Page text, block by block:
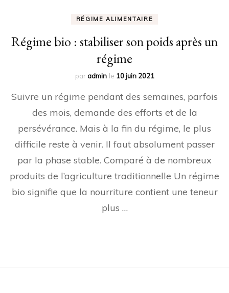
RÉGIME ALIMENTAIRE
Régime bio : stabiliser son poids après un
régime
paradmin le 10 juin 2021
Suivre un régime pendant des semaines, parfois
des mois, demande des efforts et de la
persévérance. Mais à la fin du régime, le plus
difficile reste à venir. Il faut absolument passer
par la phase stable. Comparé à de nombreux
produits de l’agriculture traditionnelle Un régime
bio signifie que la nourriture contient une teneur
plus …